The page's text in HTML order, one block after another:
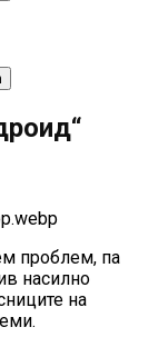
проблем, пa
насилно
на